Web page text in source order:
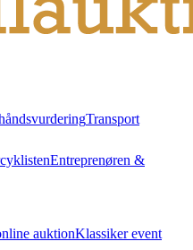
Transport
Entreprenøren &
auktionKlassiker event